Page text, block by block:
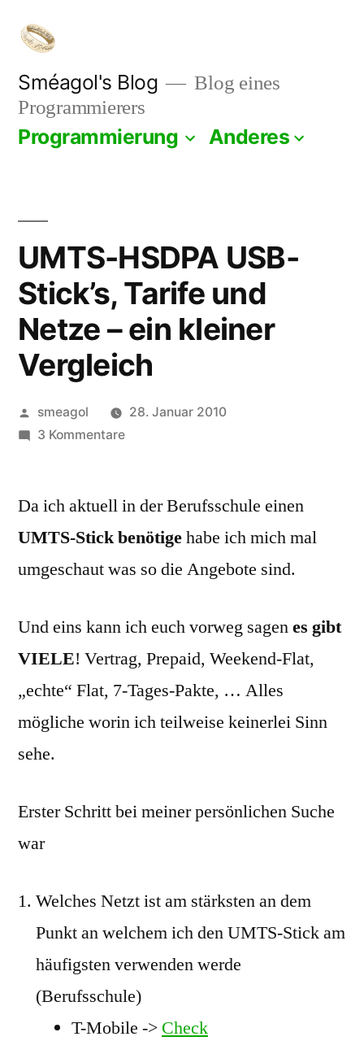
Inhalt
springen
Sméagol's Blog
Blog eines
Programmierers
Programmierung Anderes
UMTS-HSDPA USB-
Stick’s, Tarife und
Netze – ein kleiner
Vergleich
Veröffentlicht
von
smeagol
28. Januar 2010
3 Kommentarezu
USB-
Tarife
und
kleiner
Vergleich
Da ich aktuell in der Berufsschule einen
UMTS-Stick benötigehabe ich mich mal
umgeschaut was so die Angebote sind.
Und eins kann ich euch vorweg sagenes gibt
VIELE! Vertrag, Prepaid, Weekend-Flat,
„echte“ Flat, 7-Tages-Pakte, … Alles
mögliche worin ich teilweise keinerlei Sinn
sehe.
Erster Schritt bei meiner persönlichen Suche
war
Welches Netzt ist am stärksten an dem
Punkt an welchem ich den UMTS-Stick am
häufigsten verwenden werde
(Berufsschule)
T-Mobile -> Check